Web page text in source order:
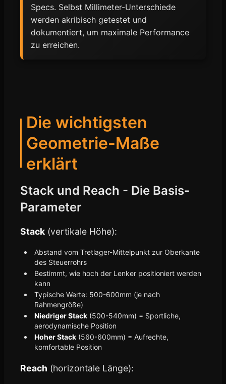
Specs. Selbst Millimeter-Unterschiede
werden akribisch getestet und
dokumentiert, um maximale Performance
zu erreichen.
Die wichtigsten
Geometrie-Maße
erklärt
Stack und Reach - Die Basis-
Parameter
Stack (vertikale Höhe):
Abstand vom Tretlager-Mittelpunkt zur Oberkante
des Steuerrohrs
Bestimmt, wie hoch der Lenker positioniert werden
kann
Typische Werte: 500-600mm (je nach
Rahmengröße)
Niedriger Stack (500-540mm) = Sportliche,
aerodynamische Position
Hoher Stack (560-600mm) = Aufrechte,
komfortable Position
Reach (horizontale Länge):